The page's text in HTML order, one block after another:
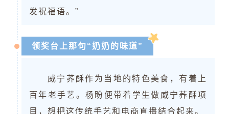
发祝福语。”
领奖台上那句“奶奶的味道”
威宁荞酥作为当地的特色美食，有着上
百年老手艺。杨盼便带着学生做威宁荞酥项
目，想把这传统手艺和电商直播结合起来。